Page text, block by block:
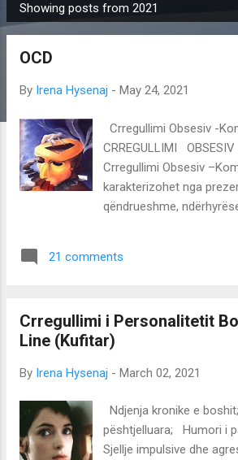
PSIKOTERAPIA
P
o
Showing posts from 2021
OCD
By Irena Hysenaj - May 24, 2021
Crregullimi Obsesiv -
CRREGULLIMI
Crregullimi Obsesiv
karakterizohet nga
qëndrueshme,
Personat me
nga frika se mund t’i
dikujt, frikë se mos në
nga sëmundjet infektive;
absurde, numra, fraza,
nga mendja, ..etj.
21 comments
Crregullimi i Personalitetit
Line (Kufitar)
By Irena Hysenaj - March 02, 2021
Ndjenja kronike e
pështjelluara; Humori i
Sjellje impulsive dhe